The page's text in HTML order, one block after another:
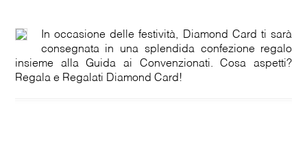
In occasione delle festività, Diamond Card ti sarà
consegnata in una splendida confezione regalo
insieme alla Guida ai Convenzionati. Cosa aspetti?
Regala e Regalati Diamond Card!